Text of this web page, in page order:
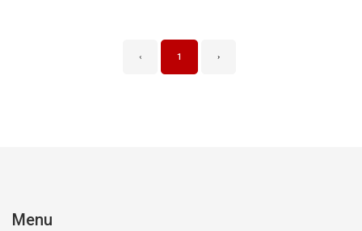
‹ 1 ›
Menu